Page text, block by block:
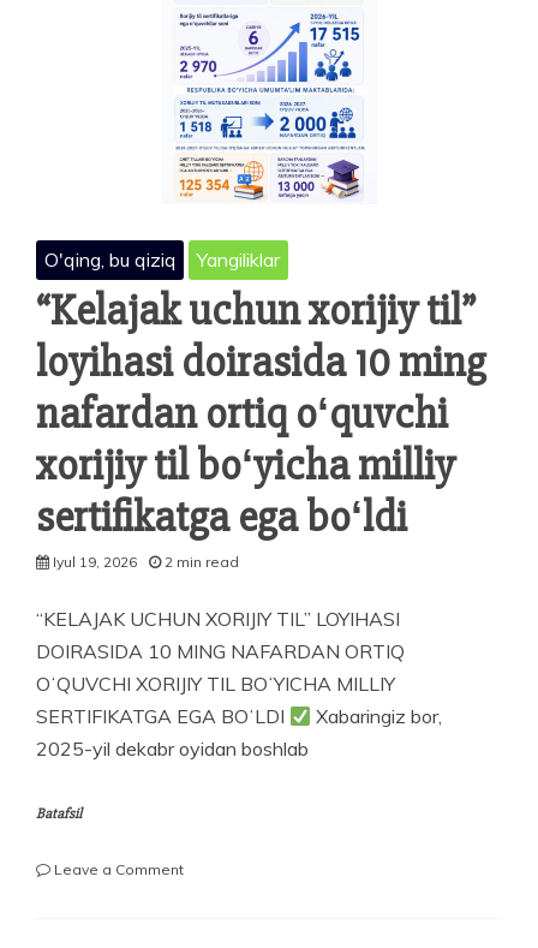
TA
—
1
TA
OLTIN
VA
3
TA
O'qing, bu qiziq Yangiliklar
“Kelajak uchun xorijiy til”
loyihasi doirasida 10 ming
nafardan ortiq oʻquvchi
xorijiy til boʻyicha milliy
sertifikatga ega boʻldi
Iyul 19, 2026 2 min read
“KELAJAK UCHUN XORIJIY TIL” LOYIHASI
DOIRASIDA 10 MING NAFARDAN ORTIQ
OʻQUVCHI XORIJIY TIL BOʻYICHA MILLIY
SERTIFIKATGA EGA BOʻLDI
Xabaringiz bor,
2025-yil dekabr oyidan boshlab
Batafsil
Leave a Commenton